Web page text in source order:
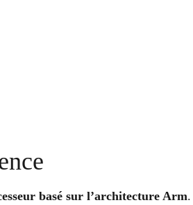
basé sur l’architecture Arm.